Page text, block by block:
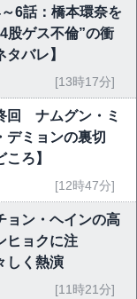
6話：橋本環奈を
股ゲス不倫”の衝
バレ】
[13時17分]
回 ナムグン・ミ
ミョンの裏切
ろ】
[12時47分]
ョン・ヘインの高
ヒョクに注
しく熱演
[11時21分]